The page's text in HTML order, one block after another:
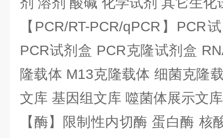
【PCR/RT-PCR/qPCR】PCR
PCR试剂盒 PCR克隆试剂盒
隆载体 M13克隆载体 细菌克隆
文库 基因组文库 噬菌体展示文库
【酶】限制性内切酶 蛋白酶 核